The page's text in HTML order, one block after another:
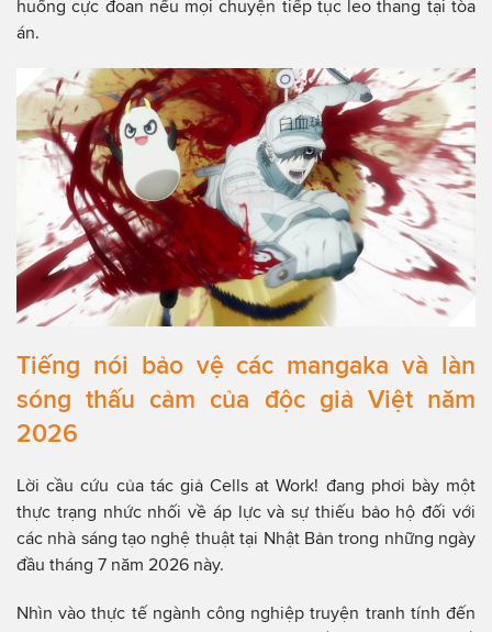
huống cực đoan nếu mọi chuyện tiếp tục leo thang tại tòa
án.
Tiếng nói bảo vệ các mangaka và làn
sóng thấu cảm của độc giả Việt năm
2026
Lời cầu cứu của tác giả Cells at Work! đang phơi bày một
thực trạng nhức nhối về áp lực và sự thiếu bảo hộ đối với
các nhà sáng tạo nghệ thuật tại Nhật Bản trong những ngày
đầu tháng 7 năm 2026 này.
Nhìn vào thực tế ngành công nghiệp truyện tranh tính đến